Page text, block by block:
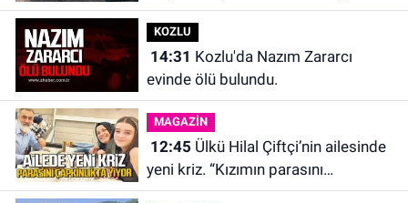
kaldırıldı.
KOZLU
14:31
evinde ölü bulundu.
MAGAZİN
12:45
yeni kriz. “Kızımın parasını
çapkınlıkta yiyor”